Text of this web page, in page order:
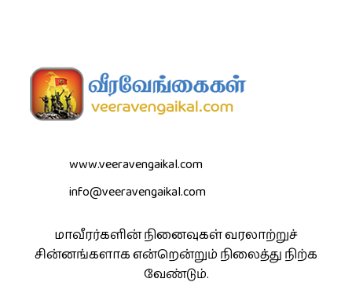
www.veeravengaikal.com
info@veeravengaikal.com
மாவீரர்களின் நினைவுகள் வரலாற்றுச்
சின்னங்களாக என்றென்றும் நிலைத்து நிற்க
வேண்டும்.